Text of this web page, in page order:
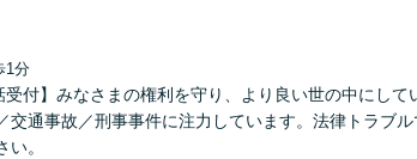
1分
受付】みなさまの権利を守り、より良い世の中にして
交通事故／刑事事件に注力しています。法律トラブ
。